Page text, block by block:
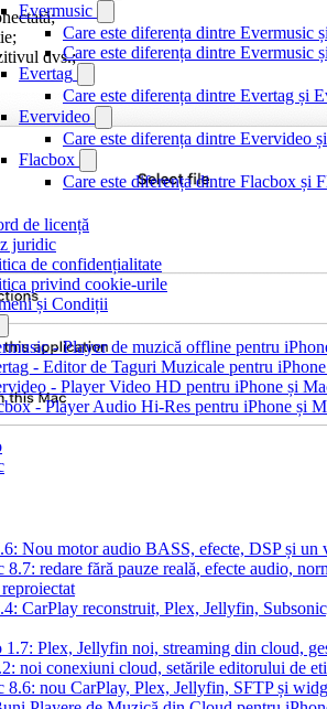
Evermusic
Care este diferența dintre Evermusic
Care este diferența dintre Evermusic
Evertag
Care este diferența dintre Evertag și
Evervideo
Care este diferența dintre Evervideo
Flacbox
Care este diferența dintre Flacbox și
de licență
juridic
de confidențialitate
privind cookie-urile
și Condiții
- Player de muzică offline pentru
- Editor de Taguri Muzicale pentru
- Player Video HD pentru iPhone și
- Player Audio Hi-Res pentru iPhone și
Nou motor audio BASS, efecte, DSP și un
8.7: redare fără pauze reală, efecte audio,
CarPlay reconstruit, Plex, Jellyfin,
1.7: Plex, Jellyfin noi, streaming din cloud,
noi conexiuni cloud, setările editorului de
8.6: nou CarPlay, Plex, Jellyfin, SFTP și
dvs.;